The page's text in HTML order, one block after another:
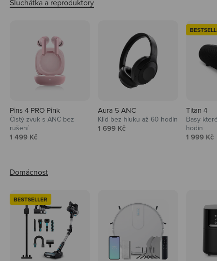
Pins 4 PRO Pink
Čistý zvuk s ANC bez
rušení
Prodejní cena
1 499 Kč
Aura 5 ANC
Klid bez hluku až 60 hodin
Prodejní cena
1 699 Kč
Titan 4
Basy
hodin
Prodejní
1 999 Kč
BESTSELLER